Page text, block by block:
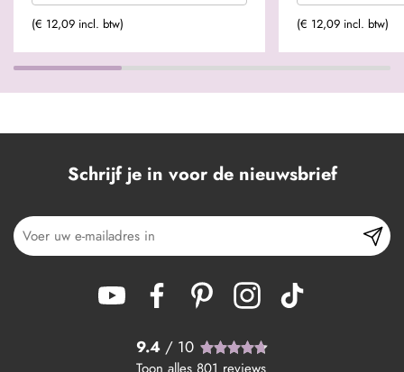
(€ 12,09 incl. btw) (€ 12,09 incl. btw)
Schrijf je in voor de nieuwsbrief
9.4 / 10